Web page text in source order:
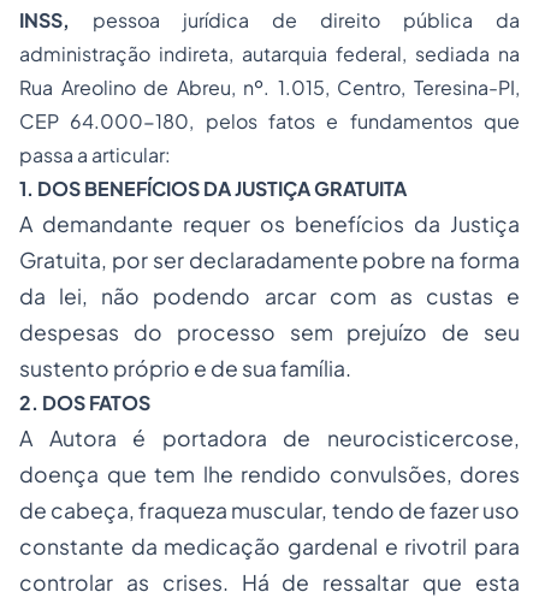
INSS, pessoa jurídica de direito pública da
administração indireta, autarquia federal, sediada na
Rua Areolino de Abreu, nº. 1.015, Centro, Teresina-PI,
CEP 64.000-180, pelos fatos e fundamentos que
passa a articular:
1. DOS BENEFÍCIOS DA JUSTIÇA GRATUITA
A demandante requer os benefícios da Justiça
Gratuita, por ser declaradamente pobre na forma
da lei, não podendo arcar com as custas e
despesas do processo sem prejuízo de seu
sustento próprio e de sua família.
2. DOS FATOS
A Autora é portadora de neurocisticercose,
doença que tem lhe rendido convulsões, dores
de cabeça, fraqueza muscular, tendo de fazer uso
constante da medicação gardenal e rivotril para
controlar as crises. Há de ressaltar que esta